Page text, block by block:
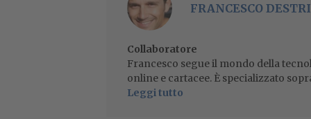
FRANCESCO DESTRI
Collaboratore
Francesco segue il mondo della
online e cartacee. È specializzato
Leggi tutto